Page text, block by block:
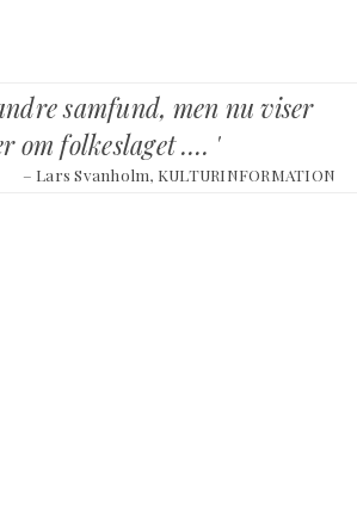
samfund, men nu viser
om folkeslaget …. '
– Lars Svanholm, KULTURINFORMATION